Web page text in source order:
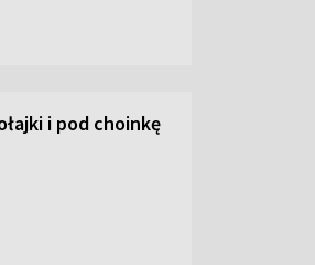
i pod choinkę